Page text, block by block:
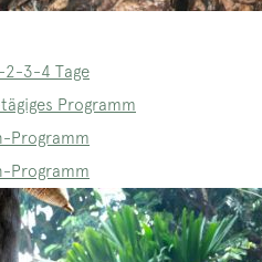
2-3-4 Tage
Programm
Programm
Programm